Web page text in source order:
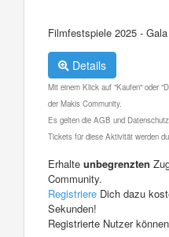
Filmfestspiele 2025 -
Details
Mit einem Klick auf "Kaufen" oder
der Makis Community.
Es gelten die AGB und
Tickets für diese Aktivität werden
Erhalte unbegrenzten
Community.
Registriere Dich dazu
Sekunden!
Registrierte Nutzer